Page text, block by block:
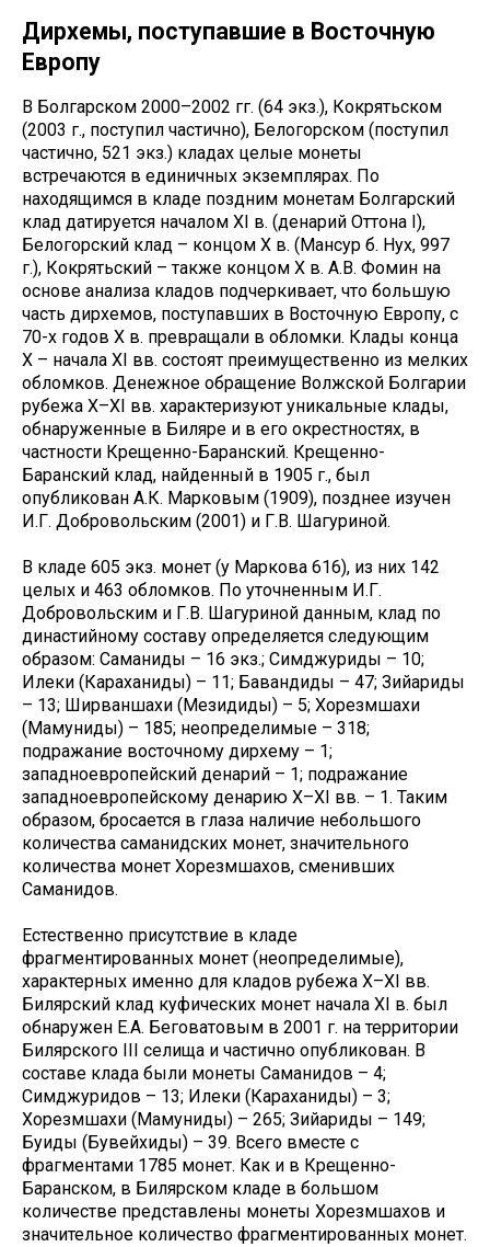
Дирхемы, поступавшие в Восточную
Европу
В Болгарском 2000–2002 гг. (64 экз.), Кокрятьском
(2003 г., поступил частично), Белогорском (поступил
частично, 521 экз.) кладах целые монеты
встречаются в единичных экземплярах. По
находящимся в кладе поздним монетам Болгарский
клад датируется началом XI в. (денарий Оттона I),
Белогорский клад – концом Х в. (Мансур б. Нух, 997
г.), Кокрятьский – также концом Х в. А.В. Фомин на
основе анализа кладов подчеркивает, что большую
часть дирхемов, поступавших в Восточную Европу, с
70-х годов X в. превращали в обломки. Клады конца
X – начала XI вв. состоят преимущественно из мелких
обломков. Денежное обращение Волжской Болгарии
рубежа X–XI вв. характеризуют уникальные клады,
обнаруженные в Биляре и в его окрестностях, в
частности Крещенно-Баранский. Крещенно-
Баранский клад, найденный в 1905 г., был
опубликован А.К. Марковым (1909), позднее изучен
И.Г. Добровольским (2001) и Г.В. Шагуриной.
В кладе 605 экз. монет (у Маркова 616), из них 142
целых и 463 обломков. По уточненным И.Г.
Добровольским и Г.В. Шагуриной данным, клад по
династийному составу определяется следующим
образом: Саманиды – 16 экз.; Симджуриды – 10;
Илеки (Караханиды) – 11; Бавандиды – 47; Зийариды
– 13; Ширваншахи (Мезидиды) – 5; Хорезмшахи
(Мамуниды) – 185; неопределимые – 318;
подражание восточному дирхему – 1;
западноевропейский денарий – 1; подражание
западноевропейскому денарию X–XI вв. – 1. Таким
образом, бросается в глаза наличие небольшого
количества саманидских монет, значительного
количества монет Хорезмшахов, сменивших
Саманидов.
Естественно присутствие в кладе
фрагментированных монет (неопределимые),
характерных именно для кладов рубежа X–XI вв.
Билярский клад куфических монет начала XI в. был
обнаружен Е.А. Беговатовым в 2001 г. на территории
Билярского III селища и частично опубликован. В
составе клада были монеты Саманидов – 4;
Симджуридов – 13; Илеки (Караханиды) – 3;
Хорезмшахи (Мамуниды) – 265; Зийариды – 149;
Буиды (Бувейхиды) – 39. Всего вместе с
фрагментами 1785 монет. Как и в Крещенно-
Баранском, в Билярском кладе в большом
количестве представлены монеты Хорезмшахов и
значительное количество фрагментированных монет.